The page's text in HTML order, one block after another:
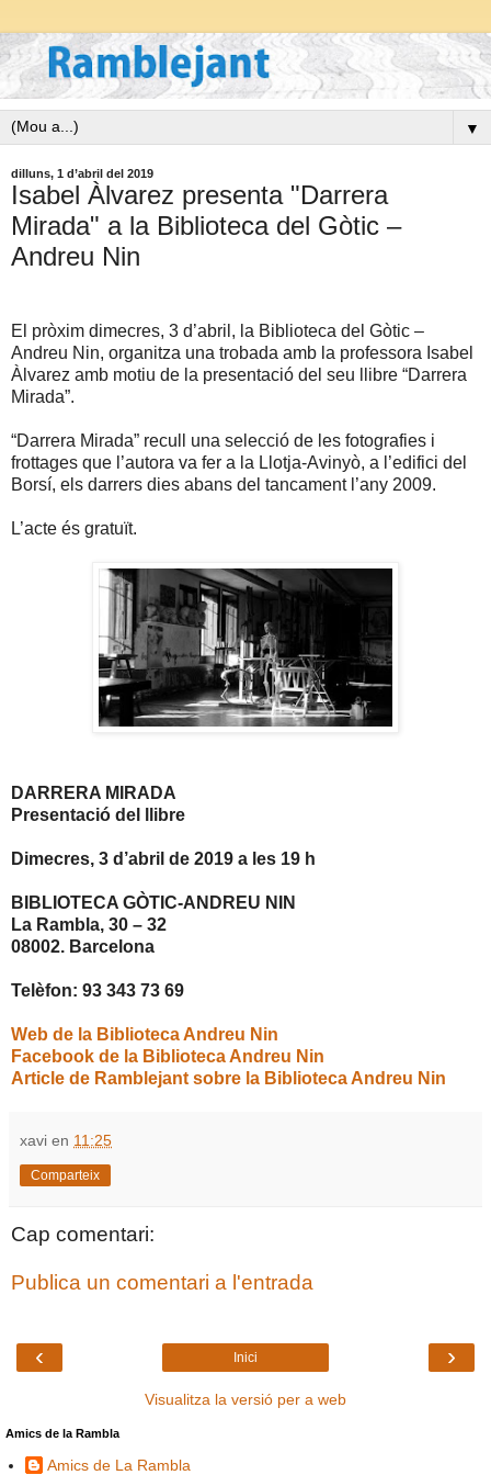
▼
dilluns, 1 d’abril del 2019
Isabel Àlvarez presenta "Darrera
Mirada" a la Biblioteca del Gòtic –
Andreu Nin
El pròxim dimecres, 3 d’abril, la Biblioteca del Gòtic –
Andreu Nin, organitza una trobada amb la professora Isabel
Àlvarez amb motiu de la presentació del seu llibre “Darrera
Mirada”.
“Darrera Mirada” recull una selecció de les fotografies i
frottages que l’autora va fer a la Llotja-Avinyò, a l’edifici del
Borsí, els darrers dies abans del tancament l’any 2009.
L’acte és gratuït.
DARRERA MIRADA
Presentació del llibre
Dimecres, 3 d’abril de 2019 a les 19 h
BIBLIOTECA GÒTIC-ANDREU NIN
La Rambla, 30 – 32
08002. Barcelona
Telèfon: 93 343 73 69
Web de la Biblioteca Andreu Nin
Facebook de la Biblioteca Andreu Nin
Article de Ramblejant sobre la Biblioteca Andreu Nin
xavi en 11:25
Comparteix
Cap comentari:
Publica un comentari a l'entrada
‹ ›
Inici
Visualitza la versió per a web
Amics de la Rambla
Amics de La Rambla